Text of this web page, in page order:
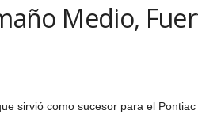
Medio,
sirvió como sucesor para el Pontiac